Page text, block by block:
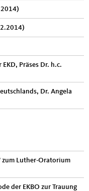
Präses Dr. h.c.
Dr. Angela
zum Luther-Oratorium
der EKBO zur Trauung